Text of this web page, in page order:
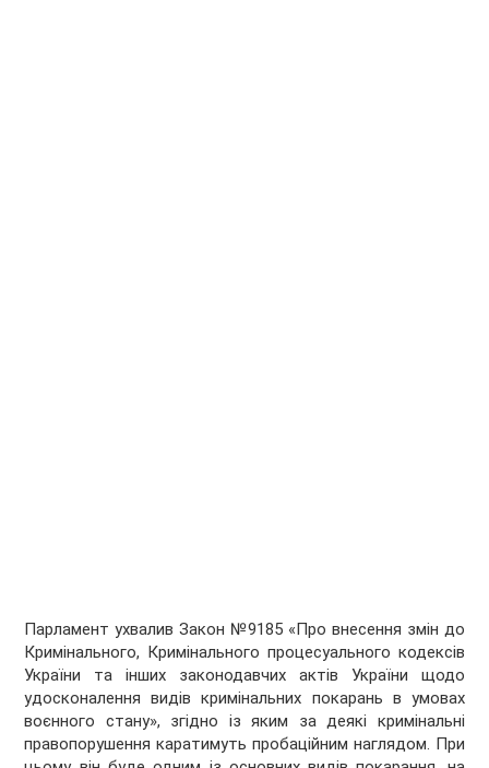
Парламент ухвалив Закон №9185 «Про внесення змін до
Кримінального, Кримінального процесуального кодексів
України та інших законодавчих актів України щодо
удосконалення видів кримінальних покарань в умовах
воєнного стану», згідно із яким за деякі кримінальні
правопорушення каратимуть пробаційним наглядом. При